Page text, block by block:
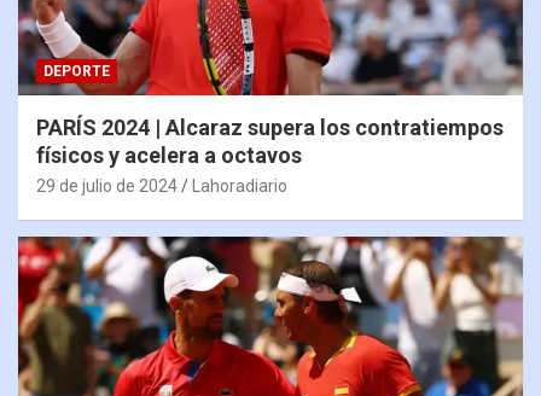
DEPORTE
PARÍS 2024 | Alcaraz supera los contratiempos
físicos y acelera a octavos
29 de julio de 2024 Lahoradiario